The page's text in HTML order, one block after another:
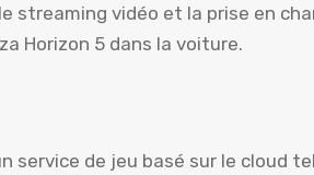
streaming vidéo et la prise en
Horizon 5 dans la voiture.
service de jeu basé sur le cloud